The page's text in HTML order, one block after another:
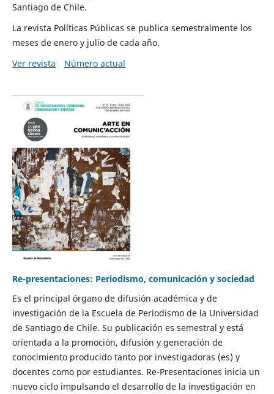
Santiago de Chile.
La revista Políticas Públicas se publica semestralmente los
meses de enero y julio de cada año.
Ver revista
Número actual
Re-presentaciones: Periodismo, comunicación y sociedad
Es el principal órgano de difusión académica y de
investigación de la Escuela de Periodismo de la Universidad
de Santiago de Chile. Su publicación es semestral y está
orientada a la promoción, difusión y generación de
conocimiento producido tanto por investigadoras (es) y
docentes como por estudiantes. Re-Presentaciones inicia un
nuevo ciclo impulsando el desarrollo de la investigación en